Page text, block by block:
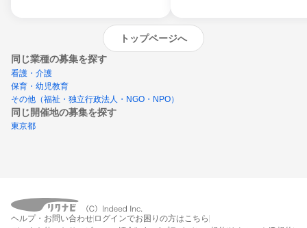
トップページへ
同じ業種の募集を探す
看護・介護
保育・幼児教育
その他（福祉・独立行政法人・NGO・NPO）
同じ開催地の募集を探す
東京都
エントリーするとプログラムの詳細案内を
受け取れるようになります
ヘルプ・お問い合わせ ログインでお困りの方はこちら